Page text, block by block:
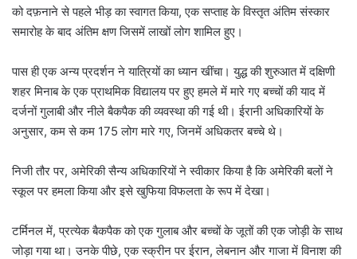
को दफ़नाने से पहले भीड़ का स्वागत किया, एक सप्ताह के विस्तृत अंतिम संस्कार
समारोह के बाद अंतिम क्षण जिसमें लाखों लोग शामिल हुए।
पास ही एक अन्य प्रदर्शन ने यात्रियों का ध्यान खींचा। युद्ध की शुरुआत में दक्षिणी
शहर मिनाब के एक प्राथमिक विद्यालय पर हुए हमले में मारे गए बच्चों की याद में
दर्जनों गुलाबी और नीले बैकपैक की व्यवस्था की गई थी। ईरानी अधिकारियों के
अनुसार, कम से कम 175 लोग मारे गए, जिनमें अधिकतर बच्चे थे।
निजी तौर पर, अमेरिकी सैन्य अधिकारियों ने स्वीकार किया है कि अमेरिकी बलों ने
स्कूल पर हमला किया और इसे खुफिया विफलता के रूप में देखा।
टर्मिनल में, प्रत्येक बैकपैक को एक गुलाब और बच्चों के जूतों की एक जोड़ी के साथ
जोड़ा गया था। उनके पीछे, एक स्क्रीन पर ईरान, लेबनान और गाजा में विनाश की